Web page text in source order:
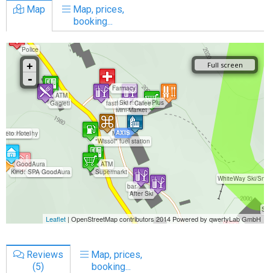
Map
Map, prices,
booking...
Reviews
(5)
Map, prices,
booking...